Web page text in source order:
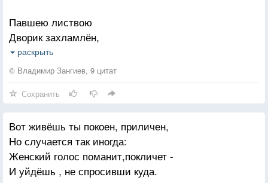
Павшею листвою
Дворик захламлён,
Веткою кривою
Размахался клён.
Скачет одиноко
Грустный воробей,
Солнечное око
Светится слабей.
Мерзкая погода
раскрыть
© Владимир Зангиев, 9 цитат
Сохранить
Вот живёшь ты покоен, приличен,
Но случается так иногда:
Женский голос поманит,покличет -
И уйдёшь , не спросивши куда.